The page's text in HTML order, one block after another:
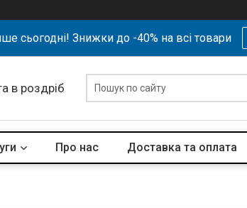
сьогодні! Знижки до -40% на всі товари
в роздріб
Про нас Доставка та оплата